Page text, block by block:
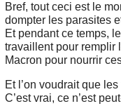
Bref, tout ceci est le
dompter les parasites
Et pendant ce temps,
travaillent pour remplir
Macron pour nourrir
Et l’on voudrait que
C’est vrai, ce n’est